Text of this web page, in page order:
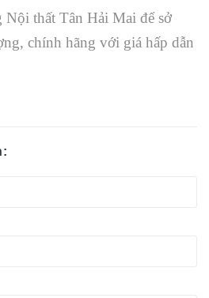
thất Tân Hải Mai để sở
chính hãng với giá hấp dẫn